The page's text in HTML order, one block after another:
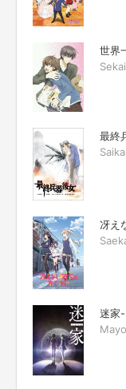
世界
最終
冴え
迷家